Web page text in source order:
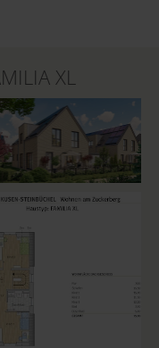
XL